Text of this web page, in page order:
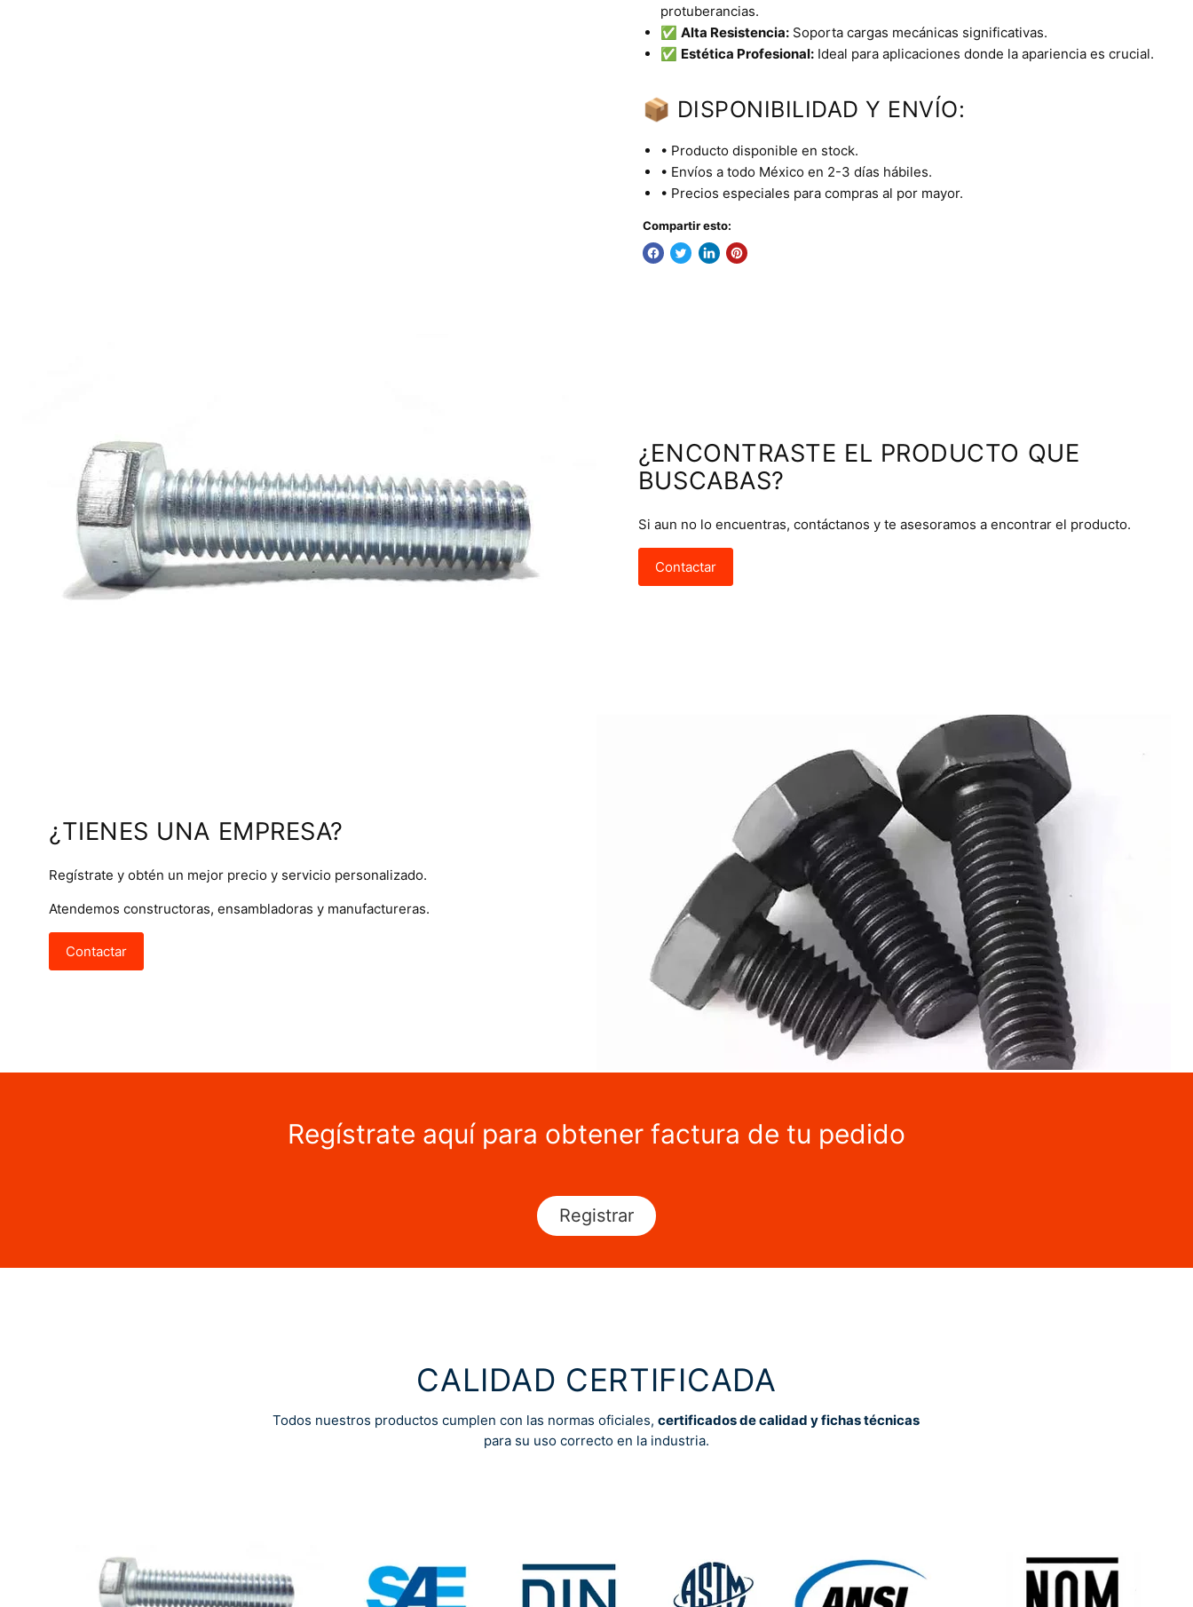
protuberancias.
✅ Alta Resistencia:Soporta cargas mecánicas significativas.
✅ Estética Profesional:Ideal para aplicaciones donde la apariencia es crucial.
📦 DISPONIBILIDAD Y ENVÍO:
• Producto disponible en stock.
• Envíos a todo México en 2-3 días hábiles.
• Precios especiales para compras al por mayor.
Compartir esto:
¿ENCONTRASTE EL PRODUCTO QUE
BUSCABAS?
Si aun no lo encuentras, contáctanos y te asesoramos a encontrar el producto.
Contactar
¿TIENES UNA EMPRESA?
Regístrate y obtén un mejor precio y servicio personalizado.
Atendemos constructoras, ensambladoras y manufactureras.
Contactar
Regístrate aquí para obtener factura de tu pedido
Registrar
CALIDAD CERTIFICADA
Todos nuestros productos cumplen con las normas oficiales,certificados de calidad y fichas técnicas
para su uso correcto en la industria.